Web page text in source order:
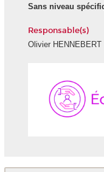
Sans niveau
Responsable(s)
Olivier HENNEBERT